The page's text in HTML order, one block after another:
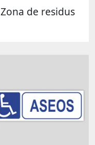
Zona de residus